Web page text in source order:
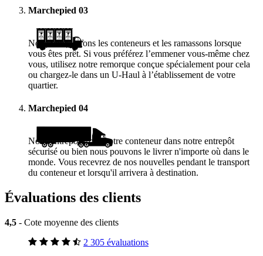
Marchepied 03
Nous vous livrons les conteneurs et les ramassons lorsque
vous êtes prêt. Si vous préférez l’emmener vous-même chez
vous, utilisez notre remorque conçue spécialement pour cela
ou chargez-le dans un U-Haul à l’établissement de votre
quartier.
Marchepied 04
Nous entreposerons votre conteneur dans notre entrepôt
sécurisé ou bien nous pouvons le livrer n'importe où dans le
monde. Vous recevrez de nos nouvelles pendant le transport
du conteneur et lorsqu'il arrivera à destination.
Évaluations des clients
4,5 - Cote moyenne des clients
2 305 évaluations